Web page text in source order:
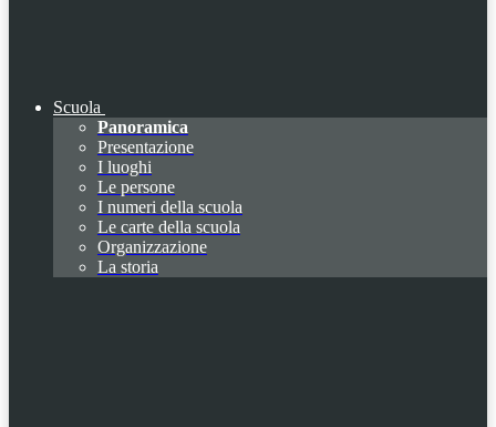
Scuola
Panoramica
Presentazione
I luoghi
Le persone
I numeri della scuola
Le carte della scuola
Organizzazione
La storia